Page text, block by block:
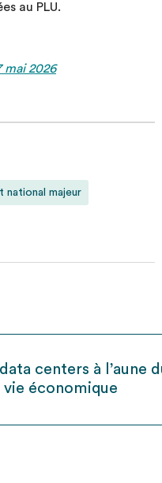
au PLU.
mai 2026
national majeur
centers à l’aune
économique